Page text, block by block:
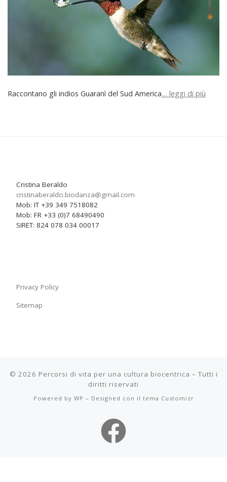
Raccontano gli indios Guaranì del Sud America… leggi di più
Cristina Beraldo
cristinaberaldo.biodanza@gmail.com
Mob: IT +39 349 7518082
Mob: FR +33 (0)7 68490490
SIRET: 824 078 034 00017
Privacy Policy
Sitemap
© 2026 Percorsi di vita per una cultura biocentrica – Tutti i
diritti riservati
Powered by WP – Designed con il tema Customizr